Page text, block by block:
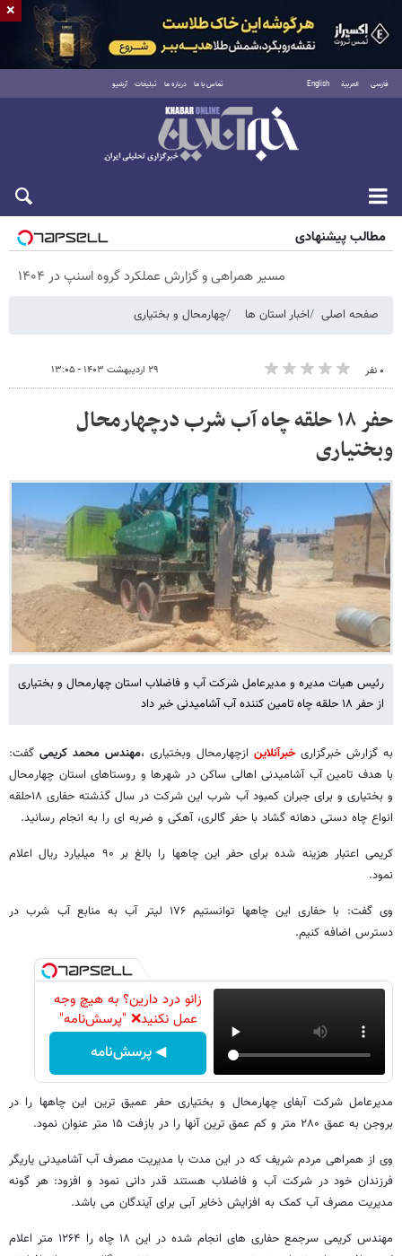
فارسی العربية English تماس با ما درباره ما تبلیغات آرشیو
پنجشنبه ۱۵ مرداد ۱۴۰۵
مطالب پیشنهادی
مسیر همراهی و گزارش عملکرد گروه اسنپ در ۱۴۰۴
صفحه اصلی اخبار استان ها چهارمحال و بختیاری
۰ نفر ۲۹ اردیبهشت ۱۴۰۳ - ۱۳:۰۵
حفر ۱۸ حلقه چاه آب شرب درچهارمحال
وبختیاری
رئیس هیات مدیره و مدیرعامل شرکت آب و فاضلاب استان چهارمحال و بختیاری
از حفر ۱۸ حلقه چاه تامین کننده آب آشامیدنی خبر داد
به گزارش خبرگزاریخبرآنلاین ازچهارمحال وبختیاری ،مهندس محمد کریمی گفت:
با هدف تامین آب آشامیدنی اهالی ساکن در شهرها و روستاهای استان چهارمحال
و بختیاری و برای جبران کمبود آب شرب این شرکت در سال گذشته حفاری ۱۸حلقه
انواع چاه دستی دهانه گشاد با حفر گالری، آهکی و ضربه ای را به انجام رسانید.
کریمی اعتبار هزینه شده برای حفر این چاهها را بالغ بر ۹۰ میلیارد ریال اعلام
نمود.
وی گفت: با حفاری این چاهها توانستیم ۱۷۶ لیتر آب به منابع آب شرب در
دسترس اضافه کنیم.
زانو درد دارین؟ به هیچ وجه
عمل نکنید❌ "پرسش‌نامه"
◀ پرسش‌نامه
مدیرعامل شرکت آبفای چهارمحال و بختیاری حفر عمیق ترین این چاهها را در
بروجن به عمق ۲۸۰ متر و کم عمق ترین آنها را در بازفت ۱۵ متر عنوان نمود.
وی از همراهی مردم شریف که در این مدت با مدیریت مصرف آب آشامیدنی یاریگر
فرزندان خود در شرکت آب و فاضلاب هستند قدر دانی نمود و افزود: هر گونه
مدیریت مصرف آب کمک به افزایش ذخایر آبی برای آیندگان می باشد.
مهندس کریمی سرجمع حفاری های انجام شده در این ۱۸ چاه را ۱۲۶۴ متر اعلام
×